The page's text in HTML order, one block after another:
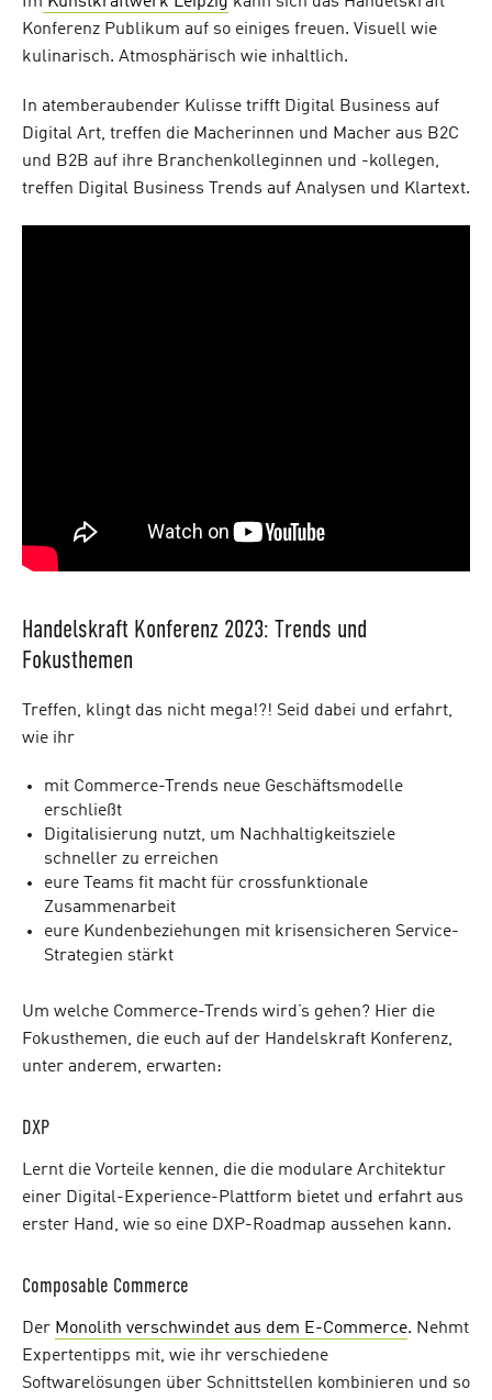
Konferenz Publikum auf so einiges freuen. Visuell wie
kulinarisch. Atmosphärisch wie inhaltlich.
In atemberaubender Kulisse trifft Digital Business auf
Digital Art, treffen die Macherinnen und Macher aus B2C
und B2B auf ihre Branchenkolleginnen und -kollegen,
treffen Digital Business Trends auf Analysen und Klartext.
Handelskraft Konferenz 2023: Trends und
Fokusthemen
Treffen, klingt das nicht mega!?! Seid dabei und erfahrt,
wie ihr
mit Commerce-Trends neue Geschäftsmodelle
erschließt
Digitalisierung nutzt, um Nachhaltigkeitsziele
schneller zu erreichen
eure Teams fit macht für crossfunktionale
Zusammenarbeit
eure Kundenbeziehungen mit krisensicheren Service-
Strategien stärkt
Um welche Commerce-Trends wird’s gehen? Hier die
Fokusthemen, die euch auf der Handelskraft Konferenz,
unter anderem, erwarten:
DXP
Lernt die Vorteile kennen, die die modulare Architektur
einer Digital-Experience-Plattform bietet und erfahrt aus
erster Hand, wie so eine DXP-Roadmap aussehen kann.
Composable Commerce
Der Monolith verschwindet aus dem E-Commerce. Nehmt
Expertentipps mit, wie ihr verschiedene
Softwarelösungen über Schnittstellen kombinieren und so